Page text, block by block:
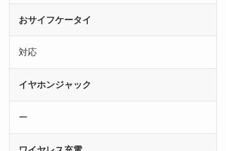
おサイフケータイ
対応
イヤホンジャック
ー